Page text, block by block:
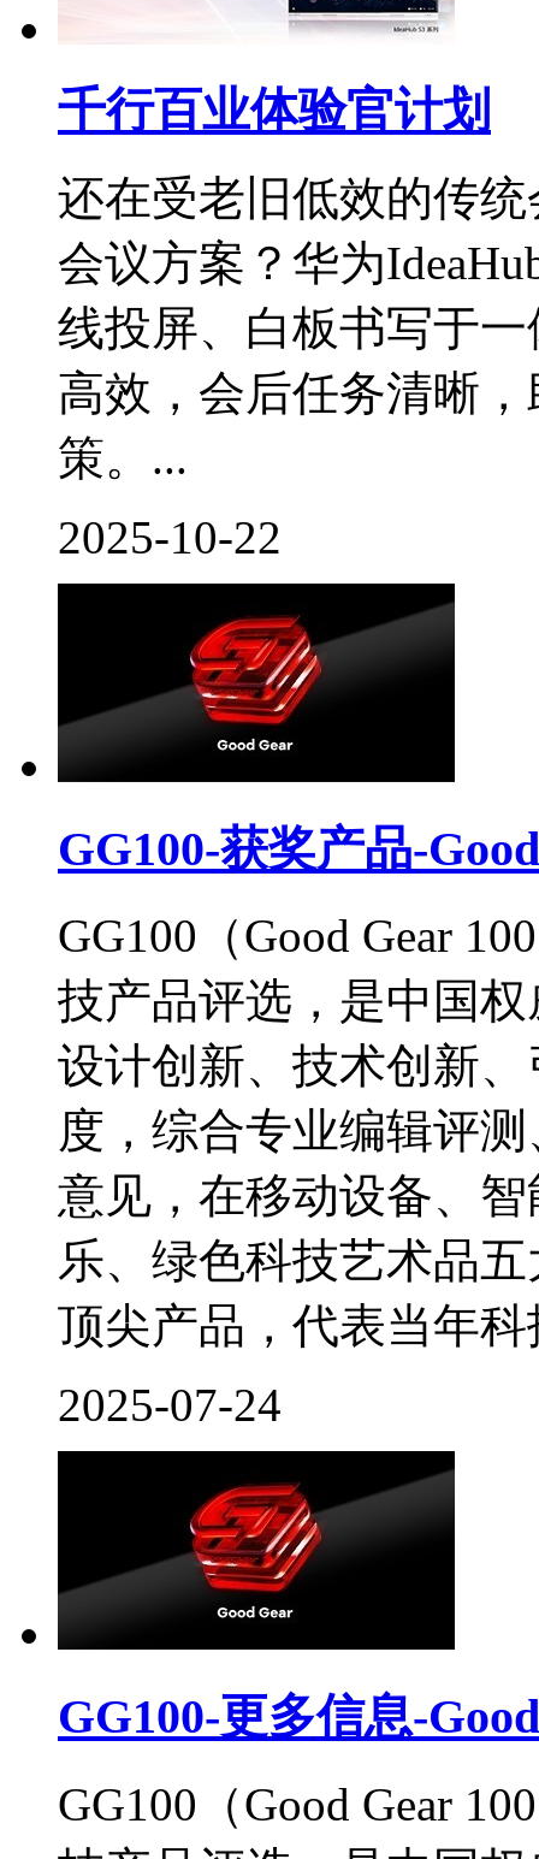
千行百业体验官计划
还在受老旧低效的传
会议方案？华为
线投屏、白板书写于
高效，会后任务清晰
策。...
2025-10-22
GG100-获奖产品-
GG100（Good Gear
技产品评选，是中国
设计创新、技术创新
度，综合专业编辑评
意见，在移动设备、
乐、绿色科技艺术品
顶尖产品，代表当年
2025-07-24
GG100-更多信息-
GG100（Good Gear